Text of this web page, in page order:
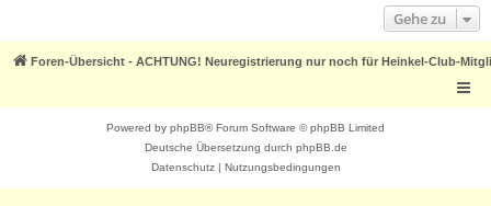
Gehe zu
Foren-Übersicht - ACHTUNG! Neuregistrierung nur noch für Heinkel-Club-
Powered by phpBB® Forum Software © phpBB Limited
Deutsche Übersetzung durch phpBB.de
Datenschutz| Nutzungsbedingungen